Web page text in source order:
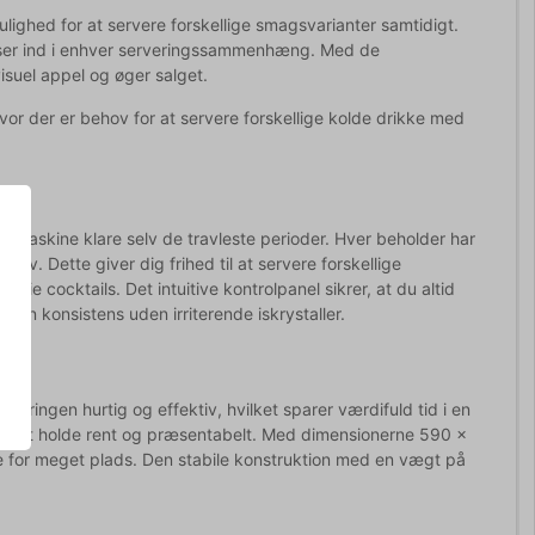
for at servere forskellige smagsvarianter samtidigt.
ind i enhver serveringssammenhæng. Med de
appel og øger salget.
der er behov for at servere forskellige kolde drikke med
klare selv de travleste perioder. Hver beholder har
Dette giver dig frihed til at servere forskellige
cocktails. Det intuitive kontrolpanel sikrer, at du altid
konsistens uden irriterende iskrystaller.
hurtig og effektiv, hvilket sparer værdifuld tid i en
at holde rent og præsentabelt. Med dimensionerne 590 x
meget plads. Den stabile konstruktion med en vægt på